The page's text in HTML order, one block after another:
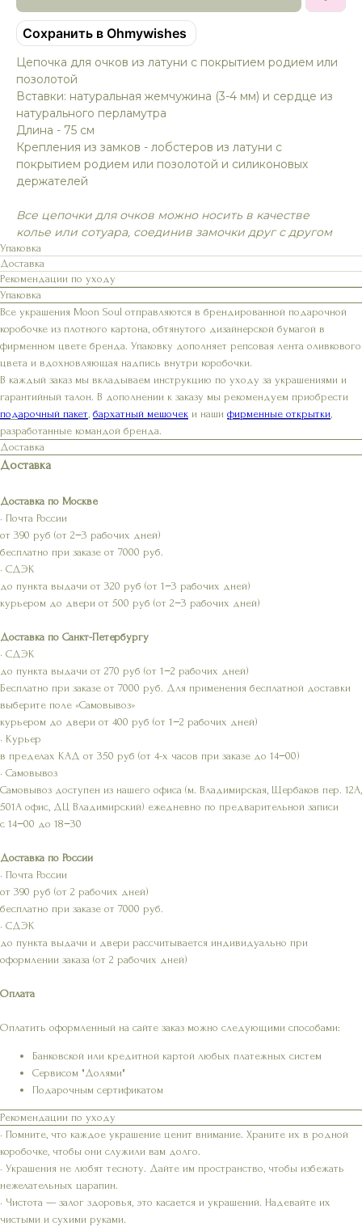
Сохранить в Ohmywishes
Цепочка для очков из латуни с покрытием родием или
позолотой
Вставки: натуральная жемчужина (3-4 мм) и сердце из
натурального перламутра
Длина - 75 см
Крепления из замков - лобстеров из латуни с
покрытием родием или позолотой и силиконовых
держателей
Все цепочки для очков можно носить в качестве
колье или сотуара, соединив замочки друг с другом
Упаковка
Доставка
Рекомендации по уходу
Упаковка
Все украшения Moon Soul отправляются в брендированной подарочной
коробочке из плотного картона, обтянутого дизайнерской бумагой в
фирменном цвете бренда. Упаковку дополняет репсовая лента оливкового
цвета и вдохновляющая надпись внутри коробочки.
В каждый заказ мы вкладываем инструкцию по уходу за украшениями и
гарантийный талон. В дополнении к заказу мы рекомендуем приобрести
подарочный пакет бархатный мешочек и наши фирменные открытки
разработанные командой бренда.
Доставка
Доставка
Доставка по Москве
• Почта России
от 390 руб (от 2−3 рабочих дней)
бесплатно при заказе от 7000 руб.
• СДЭК
до пункта выдачи от 320 руб (от 1−3 рабочих дней)
курьером до двери от 500 руб (от 2−3 рабочих дней)
Доставка по Санкт-Петербургу
• СДЭК
до пункта выдачи от 270 руб (от 1−2 рабочих дней)
Бесплатно при заказе от 7000 руб. Для применения бесплатной доставки
выберите поле «Самовывоз»
курьером до двери от 400 руб (от 1−2 рабочих дней)
• Курьер
в пределах КАД от 350 руб (от 4-х часов при заказе до 14−00)
• Самовывоз
Самовывоз доступен из нашего офиса (м. Владимирская, Щербаков пер. 12А,
501А офис, ДЦ Владимирский) ежедневно по предварительной записи
с 14−00 до 18−30
Доставка по России
• Почта России
от 390 руб (от 2 рабочих дней)
бесплатно при заказе от 7000 руб.
• СДЭК
до пункта выдачи и двери рассчитывается индивидуально при
оформлении заказа (от 2 рабочих дней)
Оплата
Оплатить оформленный на сайте заказ можно следующими способами:
Банковской или кредитной картой любых платежных систем
Сервисом "Долями"
Подарочным сертификатом
Рекомендации по уходу
• Помните, что каждое украшение ценит внимание. Храните их в родной
коробочке, чтобы они служили вам долго.
• Украшения не любят тесноту. Дайте им пространство, чтобы избежать
нежелательных царапин.
• Чистота — залог здоровья, это касается и украшений. Надевайте их
чистыми и сухими руками.